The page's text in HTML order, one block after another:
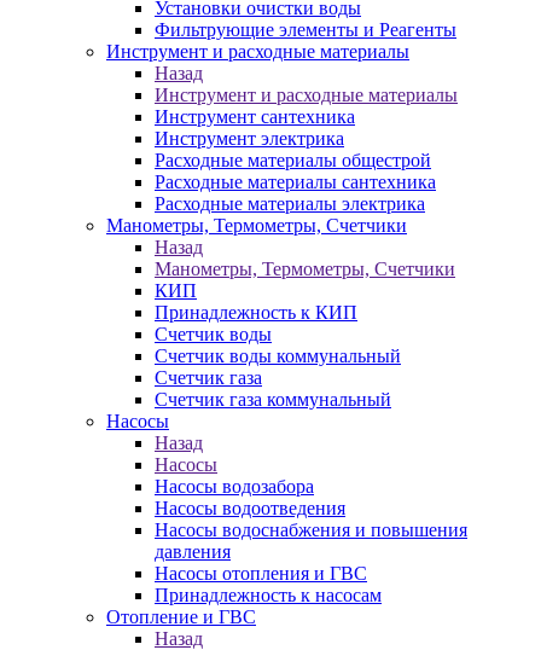
Установки очистки воды
Фильтрующие элементы и Реагенты
Инструмент и расходные материалы
Назад
Инструмент и расходные материалы
Инструмент сантехника
Инструмент электрика
Расходные материалы общестрой
Расходные материалы сантехника
Расходные материалы электрика
Манометры, Термометры, Счетчики
Назад
Манометры, Термометры, Счетчики
КИП
Принадлежность к КИП
Счетчик воды
Счетчик воды коммунальный
Счетчик газа
Счетчик газа коммунальный
Насосы
Назад
Насосы
Насосы водозабора
Насосы водоотведения
Насосы водоснабжения и повышения
давления
Насосы отопления и ГВС
Принадлежность к насосам
Отопление и ГВС
Назад